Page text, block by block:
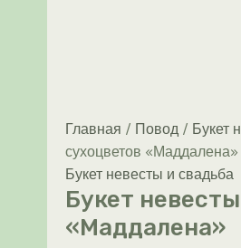
Главная / Повод / Букет
сухоцветов «Маддалена»
Букет невесты и свадьба
Букет
«Маддалена»